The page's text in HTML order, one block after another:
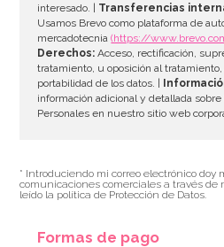
interesado. | Transferencias
Usamos Brevo como plataforma de
mercadotecnia(https://
Derechos: Acceso, rectificación,
tratamiento, u oposición al
portabilidad de los datos. |
información adicional y detallada
Personales en nuestro sitio web
* Introduciendo mi correo electrónico
comunicaciones comerciales a través de
leído la política de Protección de Datos.
Formas de pago